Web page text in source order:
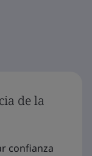
de la
confianza